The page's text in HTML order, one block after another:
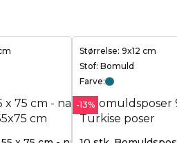
Størrelse: 9x12 cm
Stof: Bomuld
Farve:
-13%